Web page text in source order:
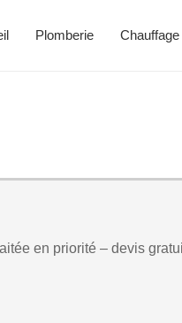
Plomberie Chauffage
en priorité – devis